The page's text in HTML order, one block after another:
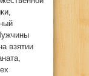
взятии